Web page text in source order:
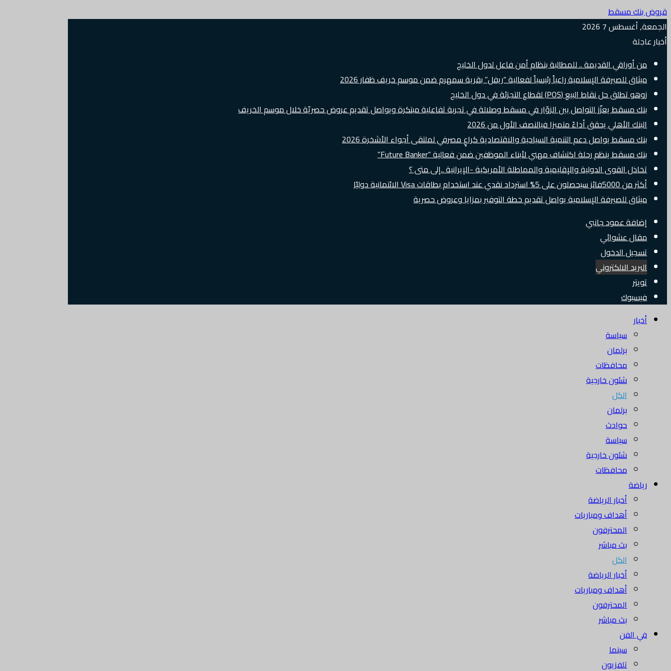
قروض بنك مسقط
الجمعة, أغسطس 7 2026
أخبار عاجلة
من أوراقي القديمة .. للمطالبة بنظام أمن فاعل لدول الخليج
ميثاق للصيرفة الإسلامية راعياً رئيسياً لفعالية “ريفل” بقرية سمهرم ضمن موسم خريف ظفار 2026
زوهو تطلق حل نقاط البيع (POS) لقطاع التجزئة في دول الخليج
بنك مسقط يعزّز التواصل بين الزوّار في مسقط وصلالة في تجربة تفاعلية مبتكرة ويواصل تقديم عروض حصريّة خلال موسم الخريف
البنك الأهلي يحقق أداءً متميزا فيالنصف الأول من 2026
بنك مسقط يواصل دعم التنمية السياحية والاقتصادية كراعٍ مصرفي لملتقى أجواء الأشخرة 2026
بنك مسقط ينظم رحلة اكتشاف مهني لأبناء الموظفين ضمن فعالية “Future Banker”
تخاذل القوى الدولية والإقليمية والمماطلة الأمريكية -الإيرانية ..إلى متى ؟
أكثر من 5000فائز سيحصلون على 5% استرداد نقدي عند استخدام بطاقات Visa الائتمانية دوليًا
ميثاق للصيرفة الإسلامية يواصل تقديم خطة التوفير بمزايا وعروض حصرية
إضافة عمود جانبي
مقال عشوائي
تسجيل الدخول
البريد الالكتروني
تويتر
فيسبوك
أخبار
سياسة
برلمان
محافظات
شئون خارجية
الكل
برلمان
حوادث
سياسة
شئون خارجية
محافظات
رياضة
أخبار الرياضة
أهداف ومباريات
المحترفون
بث مباشر
الكل
أخبار الرياضة
أهداف ومباريات
المحترفون
بث مباشر
في الفن
سينما
تلفزيون